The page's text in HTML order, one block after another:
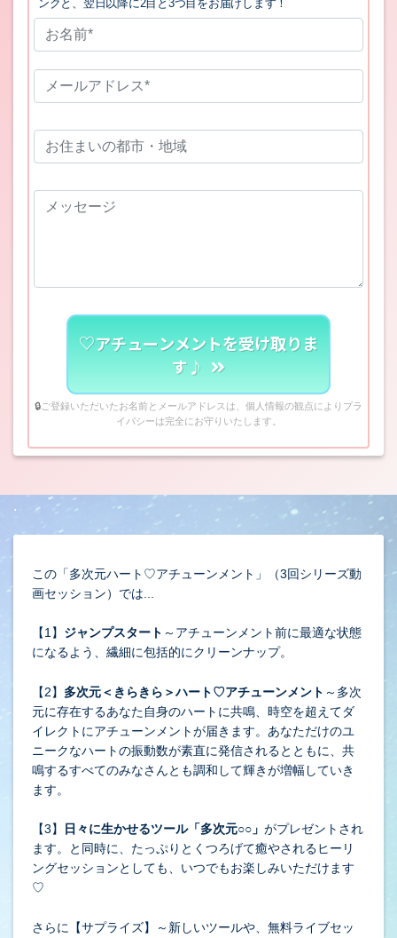
ンクと、翌日以降に2目と3つ目をお届けします！
♡アチューンメントを受け取りま
す♪
🔒 ご登録いただいたお名前とメールアドレスは、個人情報の観点によりプラ
イバシーは完全にお守りいたします。
.
この「多次元ハート♡アチューンメント」（3回シリーズ動
画セッション）では...
【1】 ジャンプスタート ～アチューンメント前に最適な状態
になるよう、繊細に包括的にクリーンナップ。
【2】 多次元＜きらきら＞ハート♡アチューンメント ～多次
元に存在するあなた自身のハートに共鳴、時空を超えてダ
イレクトにアチューンメントが届きます。あなただけのユ
ニークなハートの振動数が素直に発信されるとともに、共
鳴するすべてのみなさんとも調和して輝きが増幅していき
ます。
【3】 日々に生かせるツール「多次元○○」 がプレゼントされ
ます。と同時に、たっぷりとくつろげて癒やされるヒーリ
ングセッションとしても、いつでもお楽しみいただけます
♡
さらに【サプライズ】～新しいツールや、無料ライブセッ